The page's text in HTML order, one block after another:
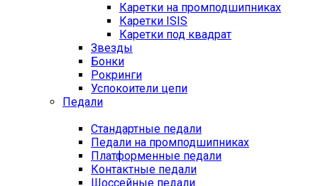
Каретки на промподшипниках
Каретки ISIS
Каретки под квадрат
Звезды
Бонки
Рокринги
Успокоители цепи
Педали
Стандартные педали
Педали на промподшипниках
Платформенные педали
Контактные педали
Шоссейные педали